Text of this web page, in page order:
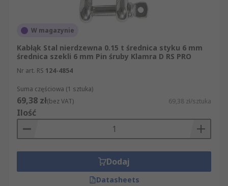
W magazynie
Kabłąk Stal nierdzewna 0.15 t średnica styku 6 mm
średnica szekli 6 mm Pin śruby Klamra D RS PRO
Nr art. RS 124-4854
Suma częściowa (1 sztuka)
69,38 zł(bez VAT) 69,38 zł/sztuka
Ilość
Dodaj
Datasheets